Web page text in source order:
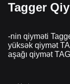
Tagger
-nin qiyməti
yüksək qiymət
aşağı qiymət